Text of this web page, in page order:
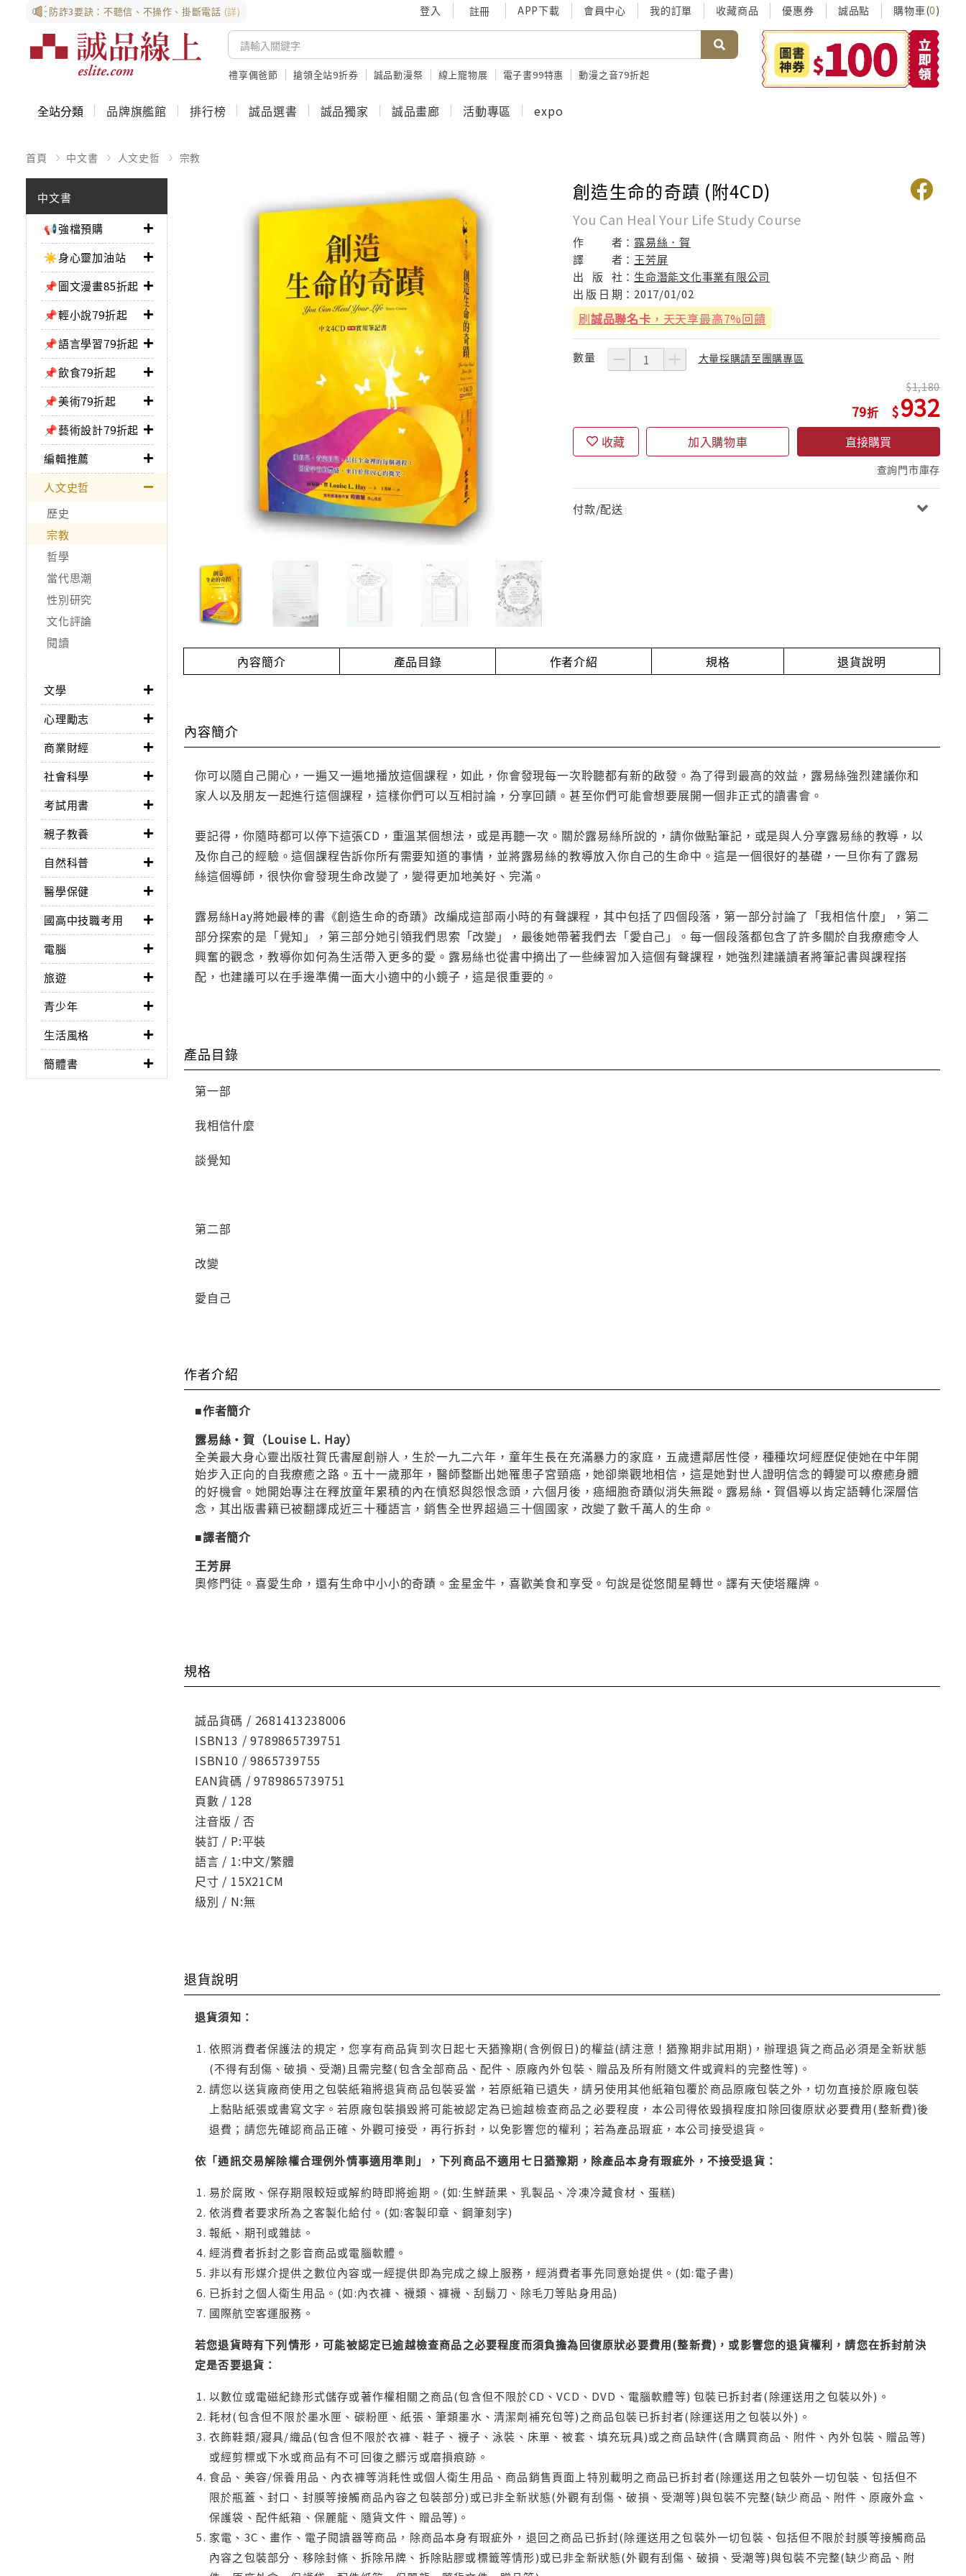
防詐3要訣：不聽信、不操作、掛斷電話 (詳) 登入 註冊 APP下載 會員中心 我的訂單 收藏商品 優惠券 誠品點 購物車(0)
禮享偶爸節 搶領全站9折券 誠品動漫祭 線上寵物展 電子書99特惠 動漫之音79折起
全站分類 品牌旗艦館 排行榜 誠品選書 誠品獨家 誠品畫廊 活動專區 expo
首頁 中文書 人文史哲 宗教
中文書
📢強檔預購
☀️身心靈加油站
📌圖文漫畫85折起
📌輕小說79折起
📌語言學習79折起
📌飲食79折起
📌美術79折起
📌藝術設計79折起
編輯推薦
人文史哲
歷史
宗教
哲學
當代思潮
性別研究
文化評論
閱讀
文學
心理勵志
商業財經
社會科學
考試用書
親子教養
自然科普
醫學保健
國高中技職考用
電腦
旅遊
青少年
生活風格
簡體書
創造生命的奇蹟 (附4CD)
You Can Heal Your Life Study Course
作 者： 露易絲．賀
譯
者： 王芳屏
出
版 社： 生命潛能文化事業有限公司
出 版 日 期： 2017/01/02
刷誠品聯名卡 ，天天享最高7%回饋
數量 大量採購請至團購專區
79
1,180
932
收藏 加入購物車 直接購買
查詢門市庫存
付款/配送
內容簡介 產品目錄 作者介紹 規格 退貨說明
內容簡介
你可以隨自己開心，一遍又一遍地播放這個課程，如此，你會發現每一次聆聽都有新的啟發。為了得到最高的效益，露易絲強烈建議你和
家人以及朋友一起進行這個課程，這樣你們可以互相討論，分享回饋。甚至你們可能會想要展開一個非正式的讀書會。
要記得，你隨時都可以停下這張CD，重溫某個想法，或是再聽一次。關於露易絲所說的，請你做點筆記，或是與人分享露易絲的教導，以
及你自己的經驗。這個課程告訴你所有需要知道的事情，並將露易絲的教導放入你自己的生命中。這是一個很好的基礎，一旦你有了露易
絲這個導師，很快你會發現生命改變了，變得更加地美好、完滿。
露易絲Hay將她最棒的書《創造生命的奇蹟》改編成這部兩小時的有聲課程，其中包括了四個段落，第一部分討論了「我相信什麼」，第二
部分探索的是「覺知」，第三部分她引領我們思索「改變」，最後她帶著我們去「愛自己」。每一個段落都包含了許多關於自我療癒令人
興奮的觀念，教導你如何為生活帶入更多的愛。露易絲也從書中摘出了一些練習加入這個有聲課程，她強烈建議讀者將筆記書與課程搭
配，也建議可以在手邊準備一面大小適中的小鏡子，這是很重要的。
產品目錄
第一部
我相信什麼
談覺知
第二部
改變
愛自己
作者介紹
■作者簡介
露易絲・賀（Louise L. Hay）
全美最大身心靈出版社賀氏書屋創辦人，生於一九二六年，童年生長在充滿暴力的家庭，五歲遭鄰居性侵，種種坎坷經歷促使她在中年開
始步入正向的自我療癒之路。五十一歲那年，醫師整斷出她罹患子宮頸癌，她卻樂觀地相信，這是她對世人證明信念的轉變可以療癒身體
的好機會。她開始專注在釋放童年累積的內在憤怒與怨恨念頭，六個月後，癌細胞奇蹟似消失無蹤。露易絲・賀倡導以肯定語轉化深層信
念，其出版書籍已被翻譯成近三十種語言，銷售全世界超過三十個國家，改變了數千萬人的生命。
■譯者簡介
王芳屏
奧修門徒。喜愛生命，還有生命中小小的奇蹟。金星金牛，喜歡美食和享受。句說是從悠閒星轉世。譯有天使塔羅牌。
規格
誠品貨碼 / 2681413238006
ISBN13 / 9789865739751
ISBN10 / 9865739755
EAN貨碼 / 9789865739751
頁數 / 128
注音版 / 否
裝訂 / P:平裝
語言 / 1:中文/繁體
尺寸 / 15X21CM
級別 / N:無
退貨說明
退貨須知：
依照消費者保護法的規定，您享有商品貨到次日起七天猶豫期(含例假日)的權益(請注意！猶豫期非試用期)，辦理退貨之商品必須是全新狀態
(不得有刮傷、破損、受潮)且需完整(包含全部商品、配件、原廠內外包裝、贈品及所有附隨文件或資料的完整性等)。
請您以送貨廠商使用之包裝紙箱將退貨商品包裝妥當，若原紙箱已遺失，請另使用其他紙箱包覆於商品原廠包裝之外，切勿直接於原廠包裝
上黏貼紙張或書寫文字。若原廠包裝損毀將可能被認定為已逾越檢查商品之必要程度，本公司得依毀損程度扣除回復原狀必要費用(整新費)後
退費；請您先確認商品正確、外觀可接受，再行拆封，以免影響您的權利；若為產品瑕疵，本公司接受退貨。
依「通訊交易解除權合理例外情事適用準則」，下列商品不適用七日猶豫期，除產品本身有瑕疵外，不接受退貨：
易於腐敗、保存期限較短或解約時即將逾期。(如:生鮮蔬果、乳製品、冷凍冷藏食材、蛋糕)
依消費者要求所為之客製化給付。(如:客製印章、鋼筆刻字)
報紙、期刊或雜誌。
經消費者拆封之影音商品或電腦軟體。
非以有形媒介提供之數位內容或一經提供即為完成之線上服務，經消費者事先同意始提供。(如:電子書)
已拆封之個人衛生用品。(如:內衣褲、襪類、褲襪、刮鬍刀、除毛刀等貼身用品)
國際航空客運服務。
若您退貨時有下列情形，可能被認定已逾越檢查商品之必要程度而須負擔為回復原狀必要費用(整新費)，或影響您的退貨權利，請您在拆封前決
定是否要退貨：
以數位或電磁紀錄形式儲存或著作權相關之商品(包含但不限於CD、VCD、DVD、電腦軟體等) 包裝已拆封者(除運送用之包裝以外)。
耗材(包含但不限於墨水匣、碳粉匣、紙張、筆類墨水、清潔劑補充包等)之商品包裝已拆封者(除運送用之包裝以外)。
衣飾鞋類/寢具/織品(包含但不限於衣褲、鞋子、襪子、泳裝、床單、被套、填充玩具)或之商品缺件(含購買商品、附件、內外包裝、贈品等)
或經剪標或下水或商品有不可回復之髒污或磨損痕跡。
食品、美容/保養用品、內衣褲等消耗性或個人衛生用品、商品銷售頁面上特別載明之商品已拆封者(除運送用之包裝外一切包裝、包括但不
限於瓶蓋、封口、封膜等接觸商品內容之包裝部分)或已非全新狀態(外觀有刮傷、破損、受潮等)與包裝不完整(缺少商品、附件、原廠外盒、
保護袋、配件紙箱、保麗龍、隨貨文件、贈品等)。
家電、3C、畫作、電子閱讀器等商品，除商品本身有瑕疵外，退回之商品已拆封(除運送用之包裝外一切包裝、包括但不限於封膜等接觸商品
內容之包裝部分、移除封條、拆除吊牌、拆除貼膠或標籤等情形)或已非全新狀態(外觀有刮傷、破損、受潮等)與包裝不完整(缺少商品、附